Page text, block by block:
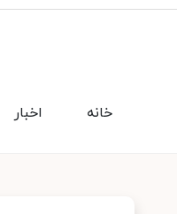
اخبار خانه